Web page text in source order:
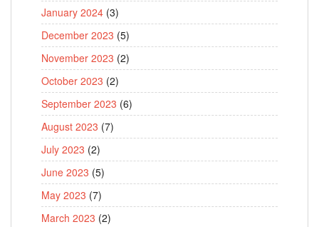
January 2024 (3)
December 2023 (5)
November 2023 (2)
October 2023 (2)
September 2023 (6)
August 2023 (7)
July 2023 (2)
June 2023 (5)
May 2023 (7)
March 2023 (2)